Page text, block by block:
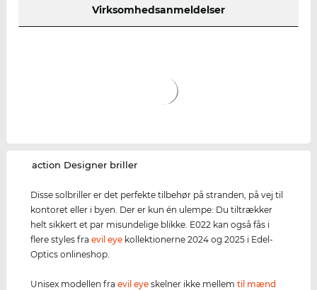
Virksomhedsanmeldelser
‌action Designer briller
Disse solbriller er det perfekte tilbehør på stranden, på vej til
kontoret eller i byen. Der er kun én ulempe: Du tiltrækker
helt sikkert et par misundelige blikke. E022 kan også fås i
flere styles fraevil eye kollektionerne 2024 og 2025 i Edel-
Optics onlineshop.
Unisex modellen fraevil eye skelner ikke mellemtil mænd